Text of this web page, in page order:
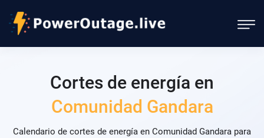
Cortes de energía en
Comunidad Gandara
Calendario de cortes de energía en Comunidad Gandara para